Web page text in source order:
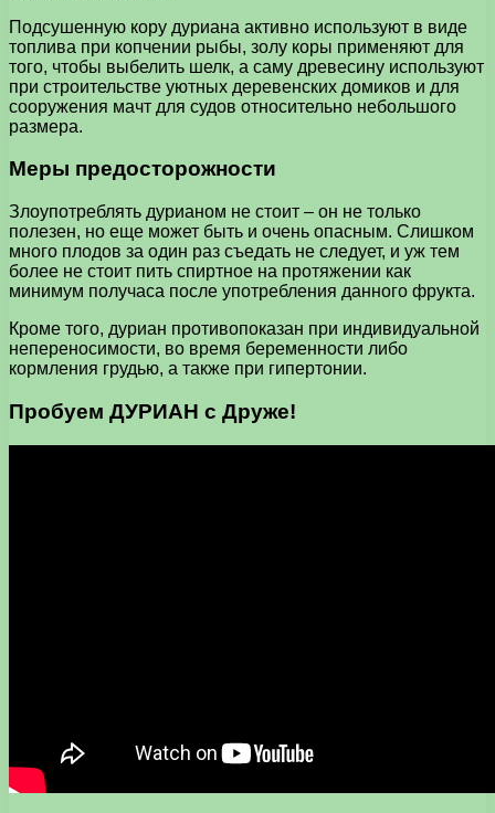
Подсушенную кору дуриана активно используют в виде
топлива при копчении рыбы, золу коры применяют для
того, чтобы выбелить шелк, а саму древесину используют
при строительстве уютных деревенских домиков и для
сооружения мачт для судов относительно небольшого
размера.
Меры предосторожности
Злоупотреблять дурианом не стоит – он не только
полезен, но еще может быть и очень опасным. Слишком
много плодов за один раз съедать не следует, и уж тем
более не стоит пить спиртное на протяжении как
минимум получаса после употребления данного фрукта.
Кроме того, дуриан противопоказан при индивидуальной
непереносимости, во время беременности либо
кормления грудью, а также при гипертонии.
Пробуем ДУРИАН с Друже!